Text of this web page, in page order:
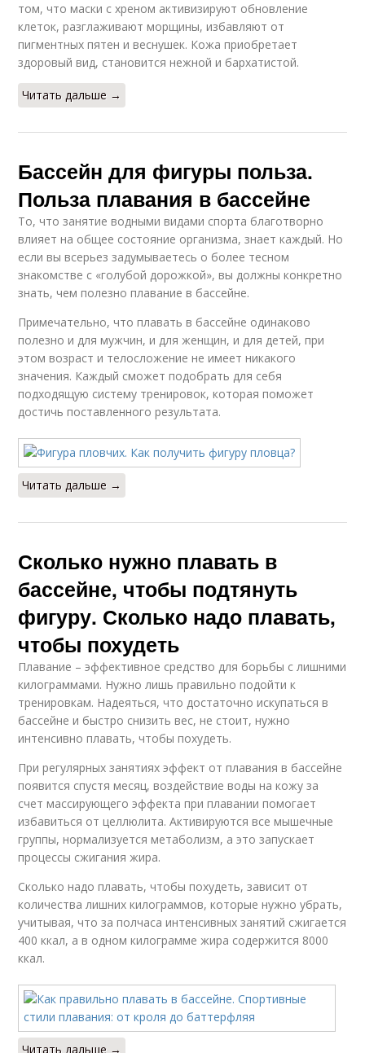
том, что маски с хреном активизируют обновление
клеток, разглаживают морщины, избавляют от
пигментных пятен и веснушек. Кожа приобретает
здоровый вид, становится нежной и бархатистой.
Читать дальше →
Бассейн для фигуры польза.
Польза плавания в бассейне
То, что занятие водными видами спорта благотворно
влияет на общее состояние организма, знает каждый. Но
если вы всерьез задумываетесь о более тесном
знакомстве с «голубой дорожкой», вы должны конкретно
знать, чем полезно плавание в бассейне.
Примечательно, что плавать в бассейне одинаково
полезно и для мужчин, и для женщин, и для детей, при
этом возраст и телосложение не имеет никакого
значения. Каждый сможет подобрать для себя
подходящую систему тренировок, которая поможет
достичь поставленного результата.
Читать дальше →
Сколько нужно плавать в
бассейне, чтобы подтянуть
фигуру. Сколько надо плавать,
чтобы похудеть
Плавание – эффективное средство для борьбы с лишними
килограммами. Нужно лишь правильно подойти к
тренировкам. Надеяться, что достаточно искупаться в
бассейне и быстро снизить вес, не стоит, нужно
интенсивно плавать, чтобы похудеть.
При регулярных занятиях эффект от плавания в бассейне
появится спустя месяц, воздействие воды на кожу за
счет массирующего эффекта при плавании помогает
избавиться от целлюлита. Активируются все мышечные
группы, нормализуется метаболизм, а это запускает
процессы сжигания жира.
Сколько надо плавать, чтобы похудеть, зависит от
количества лишних килограммов, которые нужно убрать,
учитывая, что за полчаса интенсивных занятий сжигается
400 ккал, а в одном килограмме жира содержится 8000
ккал.
Читать дальше →